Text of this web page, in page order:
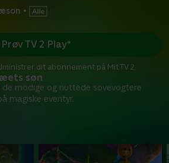
•
søn
de modige og nuttede sovevogtere
magiske eventyr.
Prøv TV 2 Play*
dit abonnement på Mit TV 2.